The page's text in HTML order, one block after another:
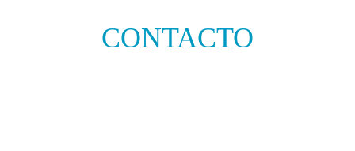
CONTACTO